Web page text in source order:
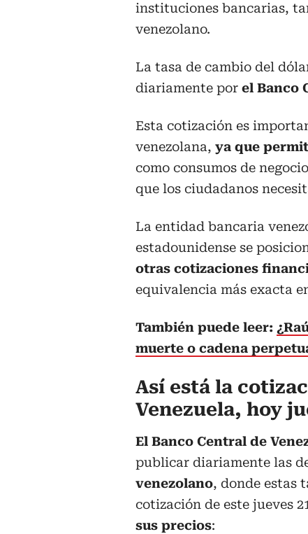
instituciones bancarias,
venezolano.
La tasa de cambio del
diariamente por el Banco
Esta cotización es
venezolana, ya que
como consumos de
que los ciudadanos
La entidad bancaria
estadounidense se
otras cotizaciones
equivalencia más exacta
También puede leer:
muerte o cadena
Así está la
Venezuela, hoy
El Banco Central de
publicar diariamente las
venezolano, donde estas
cotización de este jueves
sus precios: